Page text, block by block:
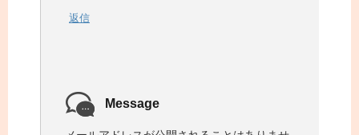
返信
Message